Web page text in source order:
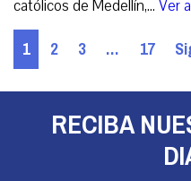
católicos de Medellín,... Ver
1 2 3 … 17
RECIBA